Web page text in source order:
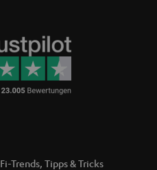
Trends, Tipps & Tricks